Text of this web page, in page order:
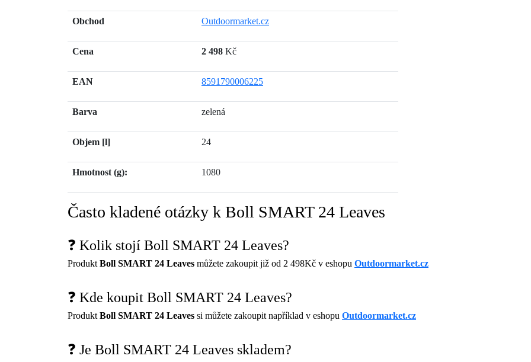
Obchod Outdoormarket.cz
Cena 2 498 Kč
EAN 8591790006225
Barva zelená
Objem [l] 24
Hmotnost (g): 1080
Často kladené otázky k Boll SMART 24 Leaves
❓ Kolik stojí Boll SMART 24 Leaves?
Produkt Boll SMART 24 Leaves můžete zakoupit již od 2 498Kč v eshopu Outdoormarket.cz
❓ Kde koupit Boll SMART 24 Leaves?
Produkt Boll SMART 24 Leaves si můžete zakoupit například v eshopu Outdoormarket.cz
❓ Je Boll SMART 24 Leaves skladem?